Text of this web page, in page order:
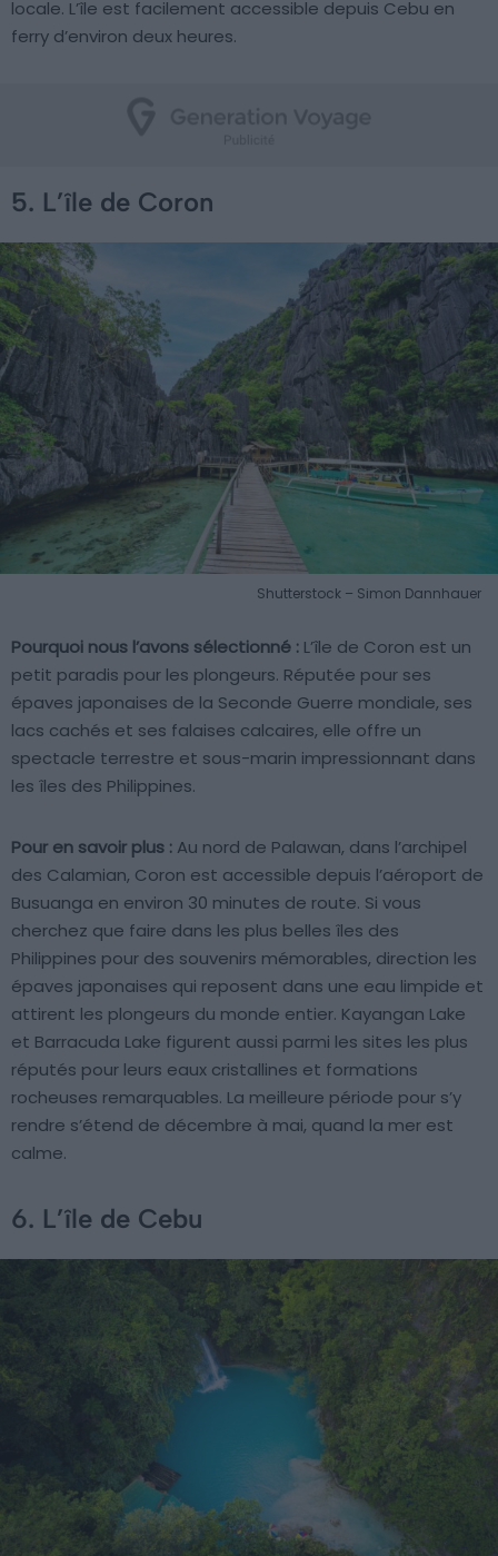
locale. L’île est facilement accessible depuis Cebu en
ferry d’environ deux heures.
5. L’île de Coron
Shutterstock – Simon Dannhauer
Pourquoi nous l’avons sélectionné : L’île de Coron est un
petit paradis pour les plongeurs. Réputée pour ses
épaves japonaises de la Seconde Guerre mondiale, ses
lacs cachés et ses falaises calcaires, elle offre un
spectacle terrestre et sous-marin impressionnant dans
les îles des Philippines.
Pour en savoir plus : Au nord de Palawan, dans l’archipel
des Calamian, Coron est accessible depuis l’aéroport de
Busuanga en environ 30 minutes de route. Si vous
cherchez que faire dans les plus belles îles des
Philippines pour des souvenirs mémorables, direction les
épaves japonaises qui reposent dans une eau limpide et
attirent les plongeurs du monde entier. Kayangan Lake
et Barracuda Lake figurent aussi parmi les sites les plus
réputés pour leurs eaux cristallines et formations
rocheuses remarquables. La meilleure période pour s’y
rendre s’étend de décembre à mai, quand la mer est
calme.
6. L’île de Cebu